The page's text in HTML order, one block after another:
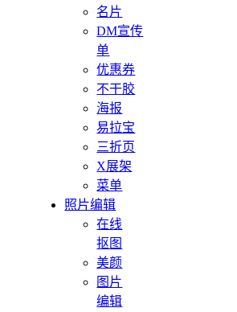
名片
DM宣传
单
优惠券
不干胶
海报
易拉宝
三折页
X展架
菜单
照片编辑
在线
抠图
美颜
图片
编辑